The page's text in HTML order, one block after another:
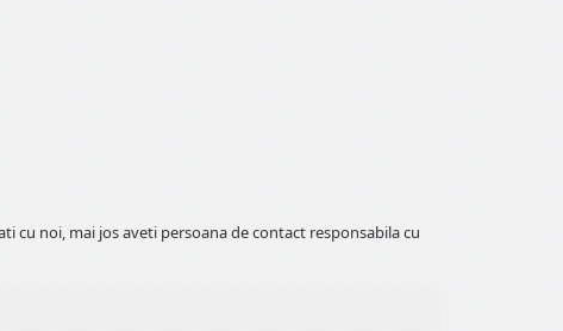
cu noi, mai jos aveti persoana de contact responsabila cu